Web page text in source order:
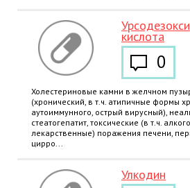
кислота
0
Холестериновые камни в желчном
(хронический, в т.ч. атипичные формы
аутоиммунного, острый вирусный),
стеатогепатит, токсические (в т.ч.
лекарственные) поражения печени,
цирро...
Улкодин